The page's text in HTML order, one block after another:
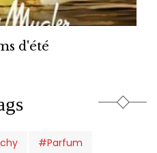
d'été
#Parfum